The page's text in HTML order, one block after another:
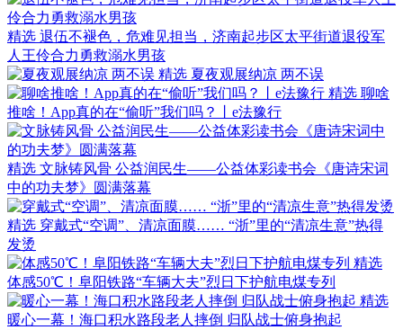
精选 退伍不褪色，危难见担当，济南起步区太平街道退役军
人王伶合力勇救溺水男孩
精选 夏夜观展纳凉 两不误
精选 聊啥
推啥！App真的在“偷听”我们吗？丨e法豫行
精选 文脉铸风骨 公益润民生——公益体彩读书会《唐诗宋词
中的功夫梦》圆满落幕
精选 穿戴式“空调”、清凉面膜…… “浙”里的“清凉生意”热得
发烫
精选
体感50℃！阜阳铁路“车辆大夫”烈日下护航电煤专列
精选
暖心一幕！海口积水路段老人摔倒 归队战士俯身抱起